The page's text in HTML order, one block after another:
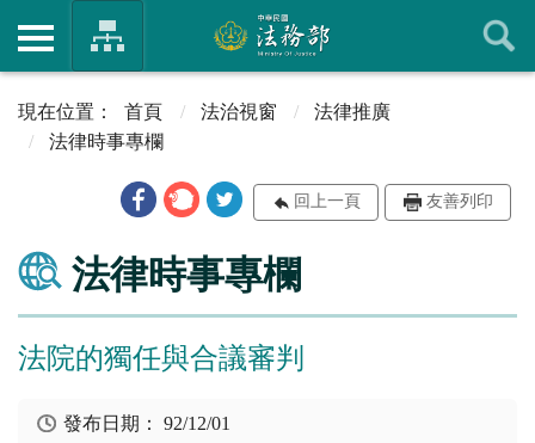
首頁 法治視窗
法律推廣
法律時事專欄
回上一頁 友善列印
法律時事專欄
法院的獨任與合議審判
發布日期：92/12/01